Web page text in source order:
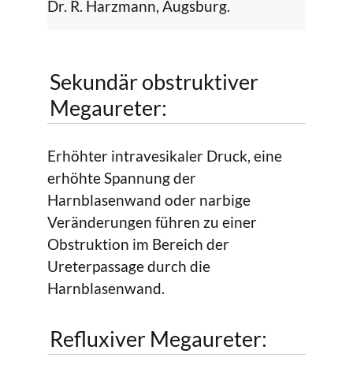
Dr. R. Harzmann, Augsburg.
Sekundär obstruktiver
Megaureter:
Erhöhter intravesikaler Druck, eine
erhöhte Spannung der
Harnblasenwand oder narbige
Veränderungen führen zu einer
Obstruktion im Bereich der
Ureterpassage durch die
Harnblasenwand.
Refluxiver Megaureter: